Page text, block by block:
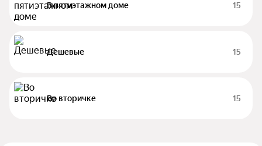
В пятиэтажном доме 15
Дешевые 15
Во вторичке 15